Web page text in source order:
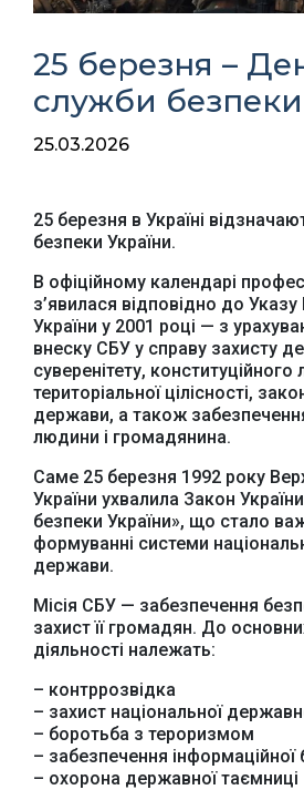
25 березня –
служби безпеки
25.03.2026
25 березня в Україні
безпеки України.
В офіційному календарі
з’явилася відповідно до
України у 2001 році — з
внеску СБУ у справу захисту
суверенітету, конституційного
територіальної цілісності,
держави, а також
людини і громадянина.
Саме 25 березня 1992 року
України ухвалила Закон
безпеки України», що стало
формуванні системи
держави.
Місія СБУ — забезпечення
захист її громадян. До
діяльності належать:
– контррозвідка
– захист національної
– боротьба з тероризмом
– забезпечення інформаційної
– охорона державної таємниці